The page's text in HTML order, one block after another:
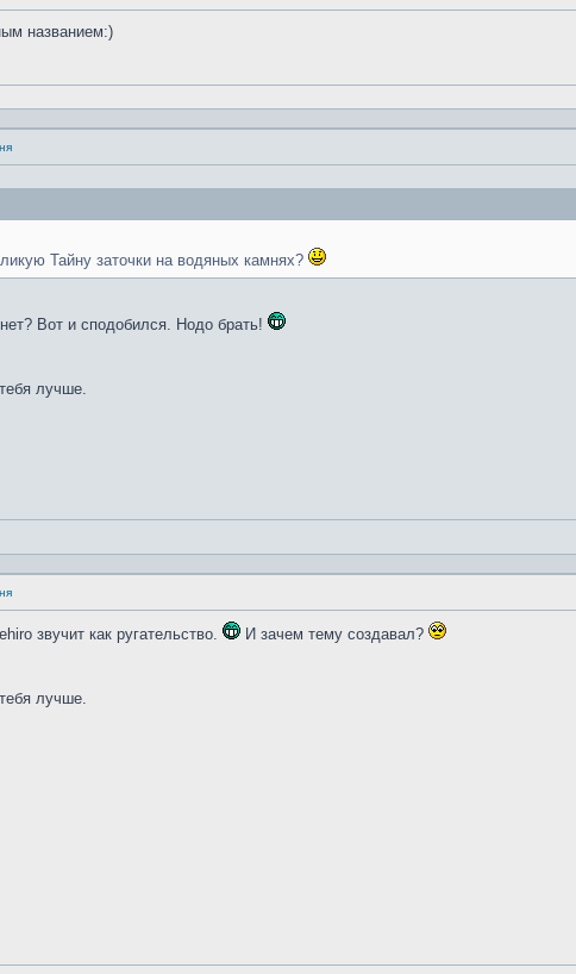
названием:)
Тайну заточки на водяных камнях?
Вот и сподобился. Нодо брать!
лучше.
звучит как ругательство. И зачем тему создавал?
лучше.